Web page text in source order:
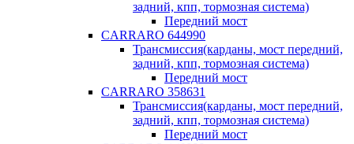
задний, кпп, тормозная система)
Передний мост
CARRARO 644990
Трансмиссия(карданы, мост передний,
задний, кпп, тормозная система)
Передний мост
CARRARO 358631
Трансмиссия(карданы, мост передний,
задний, кпп, тормозная система)
Передний мост